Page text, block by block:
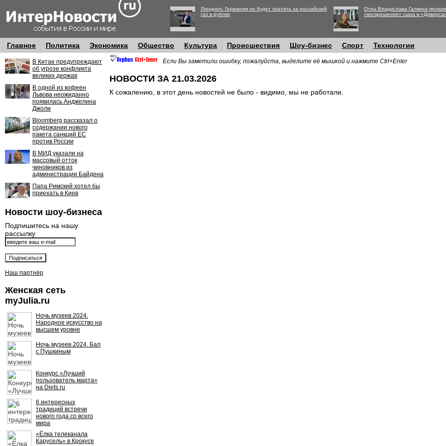
Линднер: Германия не будет платить за российский
газ в рублях
Отец Владислава Галкина
«воскрешение» сына в
Главное Политика Экономика Общество Культура Происшествия Шоу-бизнес Спорт Технологии
В Китае предупреждают
об угрозе конфликта
великих держав
В одной из кофеен
Львова неожиданно
появилась Анджелина
Джоли
Bloomberg рассказал о
содержании нового
пакета санкций ЕС
против России
В МИД указали на
массовый отток
чиновников из
администрации Байдена
Папа Римский хотел бы
приехать в Киев
Новости шоу-бизнеса
Подпишитесь на нашу
рассылку
Наш партнёр
Женская сеть
myJulia.ru
Ночь музеев 2024.
Народное искусство на
высшем уровне
Ночь музеев 2024. Бал
с Пушкиным
Конкурс «Лучший
пользователь марта»
на Diets.ru
6 интересных
традиций встречи
нового года со всего
мира
«Ёлка телеканала
Карусель» в Крокусе
Если Вы заметили ошибку, пожалуйста, выделите её мышкой и нажмите Ctrl+Enter
НОВОСТИ ЗА 21.03.2026
К сожалению, в этот день новостей не было - видимо, мы не работали.